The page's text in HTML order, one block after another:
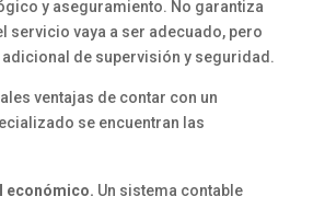
y aseguramiento. No garantiza
servicio vaya a ser adecuado, pero
adicional de supervisión y seguridad.
ventajas de contar con un
se encuentran las
económico. Un sistema contable